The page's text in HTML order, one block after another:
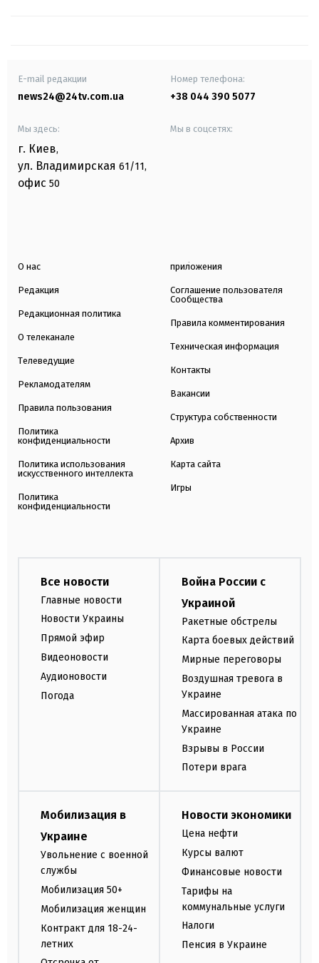
E-mail редакции
news24@24tv.com.ua
Номер телефона:
+38 044 390 5077
Мы здесь:
г. Киев,
ул. Владимирская 61/11,
офис 50
Мы в соцсетях:
О нас
Редакция
Редакционная политика
О телеканале
Телеведущие
Рекламодателям
Правила пользования
Политика
конфиденциальности
Политика использования
искусственного интеллекта
Политика
конфиденциальности
приложения
Соглашение пользователя
Сообщества
Правила комментирования
Техническая информация
Контакты
Вакансии
Структура собственности
Архив
Карта сайта
Игры
Все новости
Главные новости
Новости Украины
Прямой эфир
Видеоновости
Аудионовости
Погода
Война России с
Украиной
Ракетные обстрелы
Карта боевых действий
Мирные переговоры
Воздушная тревога в
Украине
Массированная атака по
Украине
Взрывы в России
Потери врага
Мобилизация в
Украине
Увольнение с военной
службы
Мобилизация 50+
Мобилизация женщин
Контракт для 18-24-
летних
Новости экономики
Цена нефти
Курсы валют
Финансовые новости
Тарифы на
коммунальные услуги
Налоги
Пенсия в Украине